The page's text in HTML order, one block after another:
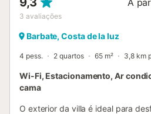
3 avaliações
Barbate, Costa de la luz
4 pess. 2 quartos 65 m² 3,8 km
Wi-Fi, Estacionamento, Ar
cama
O exterior da villa é ideal para